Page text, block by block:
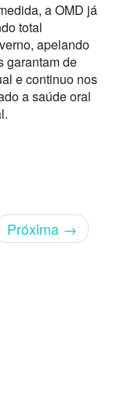
a OMD já
total
apelando
garantam de
e continuo nos
a saúde oral
Próxima →